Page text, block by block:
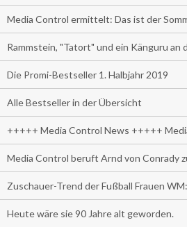
Media Control ermittelt: Das ist der
Rammstein, "Tatort" und ein Känguru an
Die Promi-Bestseller 1. Halbjahr 2019
Alle Bestseller in der Übersicht
+++++ Media Control News +++++
Media Control beruft Arnd von Conrady
Zuschauer-Trend der Fußball Frauen WM:
Heute wäre sie 90 Jahre alt geworden.